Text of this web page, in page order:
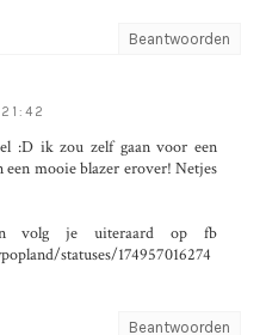
Beantwoorden
:D ik zou zelf gaan voor een
mooie blazer erover! Netjes
volg je uiteraard op fb
statuses/174957016274
Beantwoorden